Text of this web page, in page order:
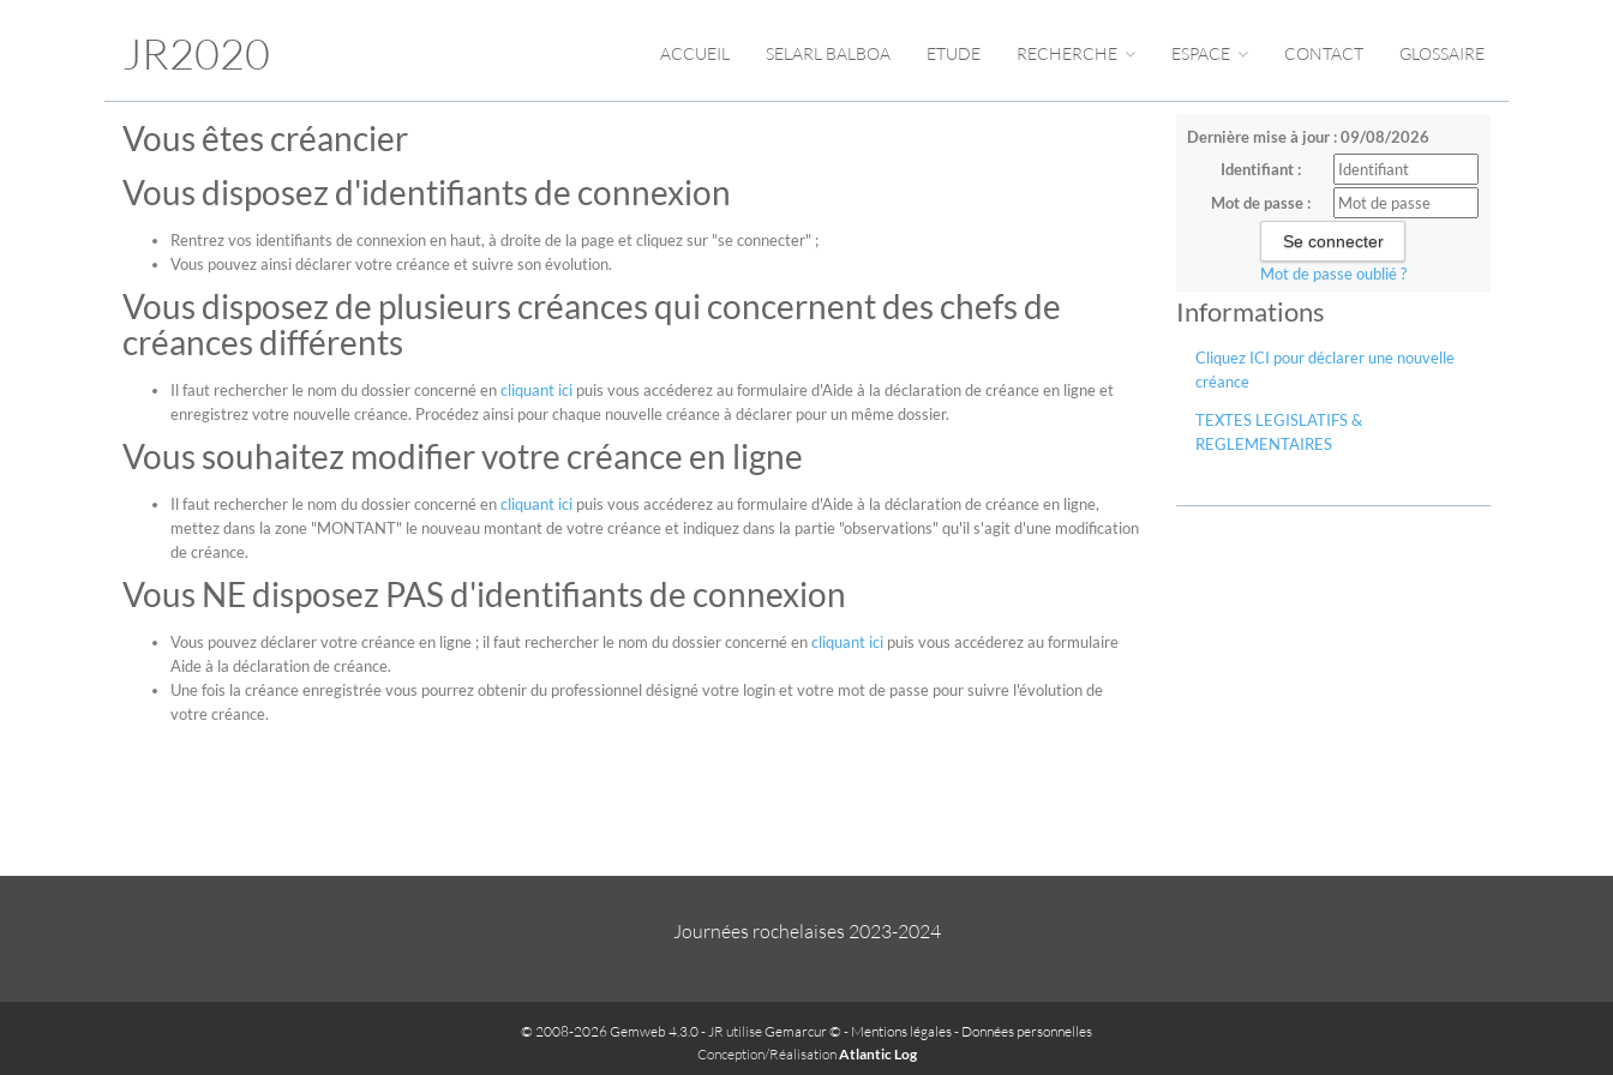
JR2020 ACCUEIL SELARL BALBOA ETUDE RECHERCHE ESPACE CONTACT GLOSSAIRE
Dernière mise à jour : 09/08/2026
Identifiant :
Mot de passe :
Mot de passe oublié ?
Informations
Cliquez ICI pour déclarer une nouvelle
créance
TEXTES LEGISLATIFS &
REGLEMENTAIRES
Vous êtes créancier
Vous disposez d'identifiants de connexion
Rentrez vos identifiants de connexion en haut, à droite de la page et cliquez sur "se connecter" ;
Vous pouvez ainsi déclarer votre créance et suivre son évolution.
Vous disposez de plusieurs créances qui concernent des chefs de
créances différents
Il faut rechercher le nom du dossier concerné encliquant ici puis vous accéderez au formulaire d'Aide à la déclaration de créance en ligne et
enregistrez votre nouvelle créance. Procédez ainsi pour chaque nouvelle créance à déclarer pour un même dossier.
Vous souhaitez modifier votre créance en ligne
Il faut rechercher le nom du dossier concerné encliquant ici puis vous accéderez au formulaire d'Aide à la déclaration de créance en ligne,
mettez dans la zone "MONTANT" le nouveau montant de votre créance et indiquez dans la partie "observations" qu'il s'agit d'une modification
de créance.
Vous NE disposez PAS d'identifiants de connexion
Vous pouvez déclarer votre créance en ligne ; il faut rechercher le nom du dossier concerné encliquant ici puis vous accéderez au formulaire
Aide à la déclaration de créance.
Une fois la créance enregistrée vous pourrez obtenir du professionnel désigné votre login et votre mot de passe pour suivre l'évolution de
votre créance.
Journées rochelaises 2023-2024
© 2008-2026 Gemweb 4.3.0- JR utiliseGemarcur © - Mentions légales- Données personnelles
Conception/RéalisationAtlantic Log